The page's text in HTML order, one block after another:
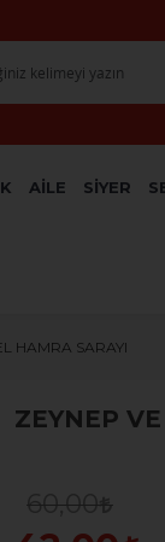
AİLE SİYER
HAMRA SARAYI
ZEYNEP
60,00